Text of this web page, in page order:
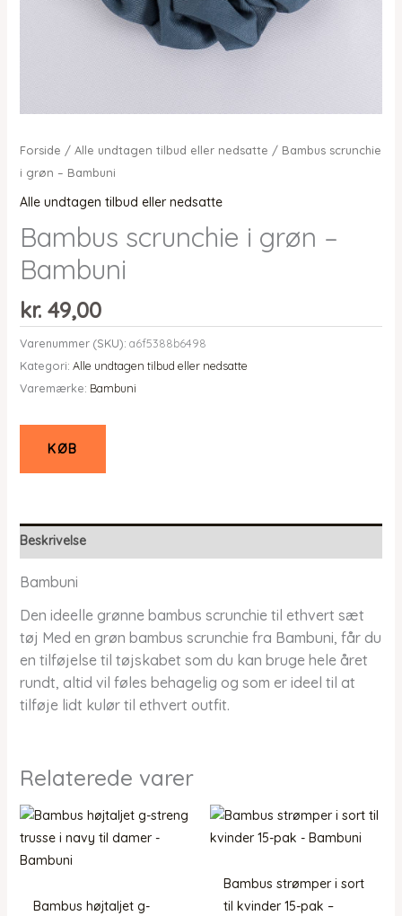
Forside / Alle undtagen tilbud eller nedsatte / Bambus scrunchie
i grøn – Bambuni
Alle undtagen tilbud eller nedsatte
Bambus scrunchie i grøn –
Bambuni
kr.49,00
Varenummer (SKU): a6f5388b6498
Kategori: Alle undtagen tilbud eller nedsatte
Varemærke: Bambuni
KØB
Beskrivelse
Bambuni
Den ideelle grønne bambus scrunchie til ethvert sæt
tøj Med en grøn bambus scrunchie fra Bambuni, får du
en tilføjelse til tøjskabet som du kan bruge hele året
rundt, altid vil føles behagelig og som er ideel til at
tilføje lidt kulør til ethvert outfit.
Relaterede varer
Bambus højtaljet g-
Bambus strømper i sort
til kvinder 15-pak –